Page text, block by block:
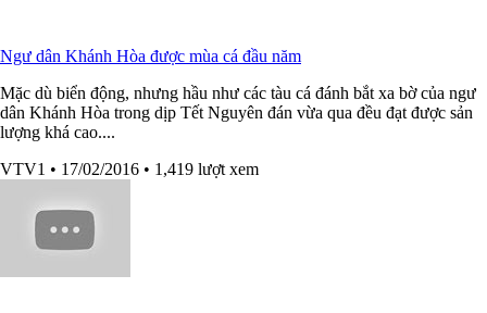
Ngư dân Khánh Hòa được mùa cá đầu năm
Mặc dù biển động, nhưng hầu như các tàu cá đánh bắt xa bờ của ngư
dân Khánh Hòa trong dịp Tết Nguyên đán vừa qua đều đạt được sản
lượng khá cao....
VTV1 • 17/02/2016 • 1,419 lượt xem